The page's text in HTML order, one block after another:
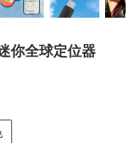
你全球定位器